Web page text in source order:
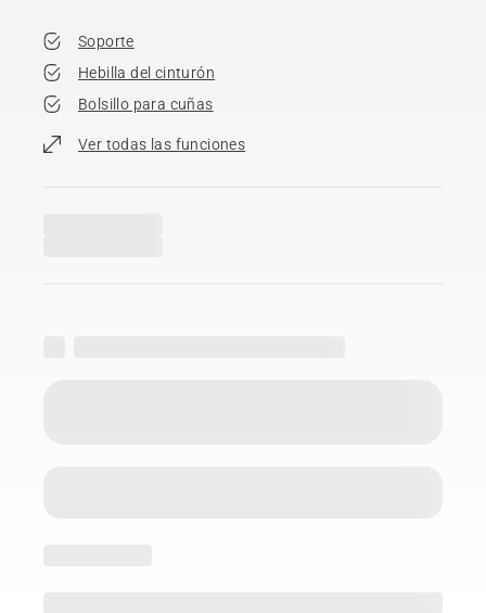
Soporte
Hebilla del cinturón
Bolsillo para cuñas
Ver todas las funciones